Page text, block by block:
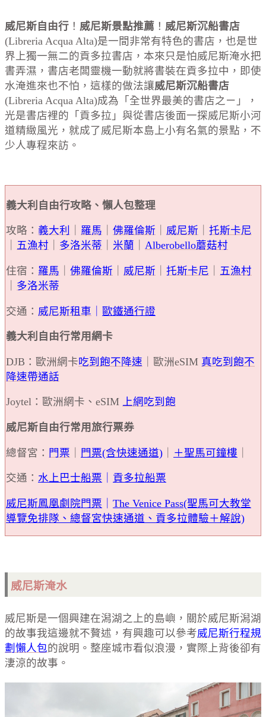
威尼斯自由行 ！ 威尼斯景點推薦 ！ 威尼斯沉船書店
(Libreria Acqua Alta)是一間非常有特色的書店，也是世
界上獨一無二的貢多拉書店，本來只是怕威尼斯淹水把
書弄濕，書店老闆靈機一動就將書裝在貢多拉中，即使
水淹進來也不怕，這樣的做法讓威尼斯沉船書店
(Libreria Acqua Alta)成為「全世界最美的書店之ㄧ」，
光是書店裡的「貢多拉」與從書店後面一探威尼斯小河
道精緻風光，就成了威尼斯本島上小有名氣的景點，不
少人專程來訪。
義大利自由行攻略、懶人包整理
攻略： 義大利 羅馬 佛羅倫斯 威尼斯
托斯卡尼
五漁村 多洛米蒂 米蘭 Alberobello蘑菇村
住宿： 羅馬 佛羅倫斯 威尼斯 托斯卡尼
五漁村
多洛米蒂
交通： 威尼斯租車 歐鐵通行證
義大利自由行常用網卡
DJB：歐洲網卡吃到飽不降速 ｜歐洲eSIM 真吃到飽不
降速帶通話
Joytel：歐洲網卡、eSIM 上網吃到飽
威尼斯自由行常用旅行票券
總督宮： 門票 門票(含快速通道) ＋聖馬可鐘樓
交通： 水上巴士船票 貢多拉船票
威尼斯鳳凰劇院門票
The Venice Pass(聖馬可大教堂
導覽免排隊、 總督宮快速通道、貢多拉體驗＋解說)
威尼斯淹水
威尼斯是一個興建在潟湖之上的島嶼，關於威尼斯潟湖
的故事我這邊就不贅述，有興趣可以參考威尼斯行程規
劃懶人包的說明。整座城市看似浪漫，實際上背後卻有
淒涼的故事。